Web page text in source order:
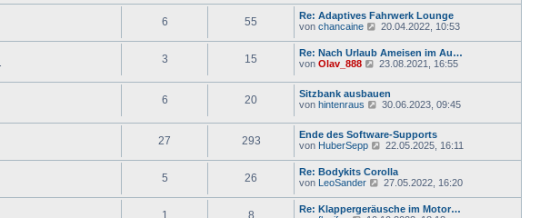
r
a
g
r
B
e
i
t
a
g
u
e
s
t
e
e
i
t
a
g
6 55
Re: Adaptives Fahrwerk Lounge
von chancaine
N
u
e
s
t
e
e
i
t
g
20.04.2022, 10:53
3 15
Re: Nach Urlaub Ameisen im Au…
von Olav_888
N
u
e
s
r
B
e
i
t
a
g
23.08.2021, 16:55
6 20
Sitzbank ausbauen
von hintenraus
N
u
e
s
t
e
r
e
i
30.06.2023, 09:45
27 293
Ende des Software-Supports
von HuberSepp
N
e
s
t
e
22.05.2025, 16:11
5 26
Re: Bodykits Corolla
von LeoSander
N
e
27.05.2022, 16:20
1 8
Re: Klappergeräusche im Motor…